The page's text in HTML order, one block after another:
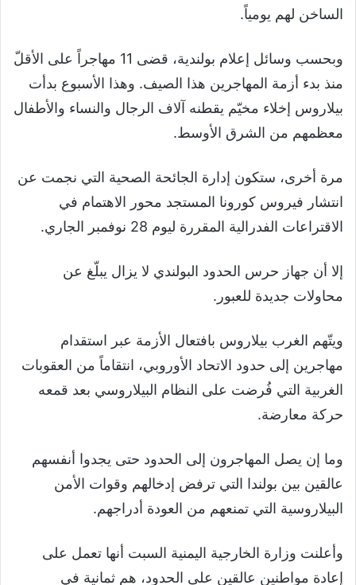
الساخن لهم يومياً.
وبحسب وسائل إعلام بولندية، قضى 11 مهاجراً على الأقلّ
منذ بدء أزمة المهاجرين هذا الصيف. وهذا الأسبوع بدأت
بيلاروس إخلاء مخيّم يقطنه آلاف الرجال والنساء والأطفال
معظمهم من الشرق الأوسط.
مرة أخرى، ستكون إدارة الجائحة الصحية التي نجمت عن
انتشار فيروس كورونا المستجد محور الاهتمام في
الاقتراعات الفدرالية المقررة ليوم 28 نوفمبر الجاري.
إلا أن جهاز حرس الحدود البولندي لا يزال يبلّغ عن
محاولات جديدة للعبور.
ويتّهم الغرب بيلاروس بافتعال الأزمة عبر استقدام
مهاجرين إلى حدود الاتحاد الأوروبي، انتقاماً من العقوبات
الغربية التي فُرضت على النظام البيلاروسي بعد قمعه
حركة معارضة.
وما إن يصل المهاجرون إلى الحدود حتى يجدوا أنفسهم
عالقين بين بولندا التي ترفض إدخالهم وقوات الأمن
البيلاروسية التي تمنعهم من العودة أدراجهم.
وأعلنت وزارة الخارجية اليمنية السبت أنها تعمل على
إعادة مواطنين عالقين على الحدود، هم ثمانية في